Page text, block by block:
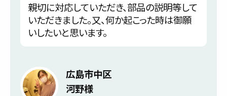
親切に対応していただき、部品の説明等して
いただきました。又、何か起こった時は御願
いしたいと思います。
広島市中区
河野様